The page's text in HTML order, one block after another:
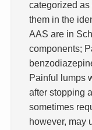
categorized
them in the
AAS are in
components;
Painful lumps
after stopping
sometimes
however, may